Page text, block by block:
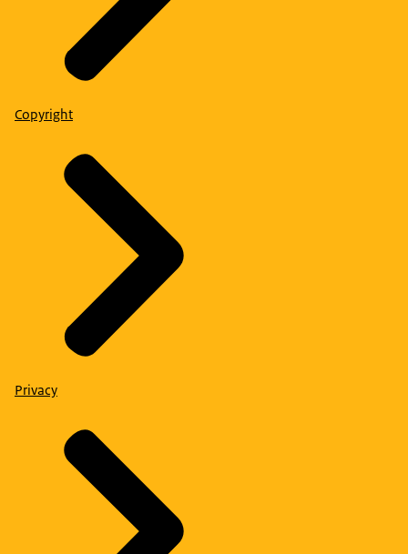
Copyright
Privacy